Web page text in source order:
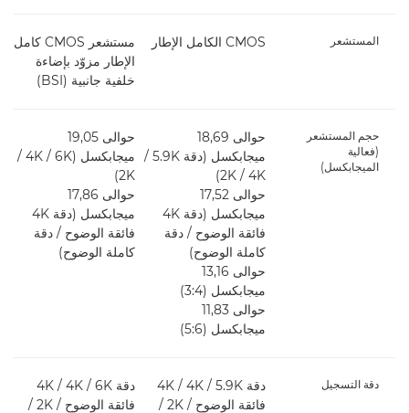
المستشعر CMOS الكامل الإطار
مستشعر CMOS كامل
الإطار مزوّد بإضاءة
خلفية جانبية (BSI)
حجم المستشعر
(فعالية
الميجابكسل)
حوالى 18,69
ميجابكسل (دقة 5.9K ‏/
4K ‏/ 2K)
حوالى 17,52
ميجابكسل (دقة 4K
فائقة الوضوح / دقة
كاملة الوضوح)
حوالى 13,16
ميجابكسل (4:‏3)
حوالى 11,83
ميجابكسل (6:‏5)
حوالى 19,05
ميجابكسل (6K‏ / 4K‏ /
2K)
حوالى 17,86
ميجابكسل (دقة 4K
فائقة الوضوح / دقة
كاملة الوضوح)
دقة التسجيل
دقة 5.9K‏ / 4K‏ / 4K
فائقة الوضوح / 2K /
دقة 6K / ‏4K ‏/ 4K
فائقة الوضوح / 2K /